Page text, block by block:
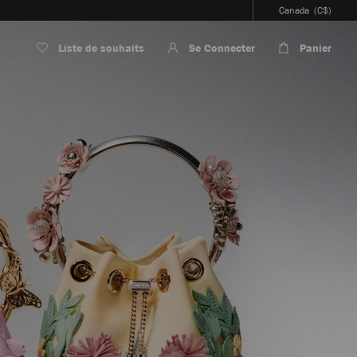
Canada (C$)
Liste de souhaits Se Connecter Panier